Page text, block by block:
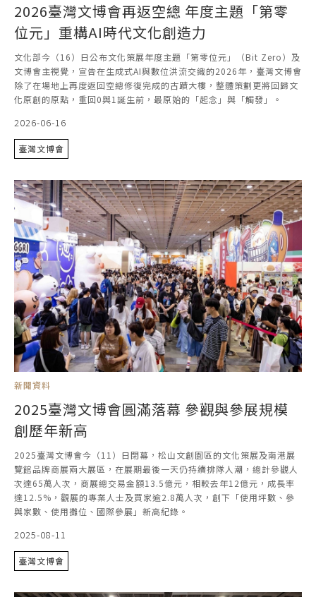
2026臺灣文博會再返空總 年度主題「第零
位元」重構AI時代文化創造力
文化部今（16）日公布文化策展年度主題「第零位元」（Bit Zero）及
文博會主視覺，宣告在生成式AI與數位洪流交織的2026年，臺灣文博會
除了在場地上再度返回空總修復完成的古蹟大樓，整體策劃更將回歸文
化原創的原點，重回0與1誕生前，最原始的「起念」與「觸發」。
2026-06-16
臺灣文博會
新聞資料
2025臺灣文博會圓滿落幕 參觀與參展規模
創歷年新高
2025臺灣文博會今（11）日閉幕，松山文創園區的文化策展及南港展
覽館品牌商展兩大展區，在展期最後一天仍持續排隊人潮，總計參觀人
次達65萬人次，商展總交易金額13.5億元，相較去年12億元，成長率
達12.5%，觀展的專業人士及買家逾2.8萬人次，創下「使用坪數、參
與家數、使用攤位、國際參展」新高紀錄。
2025-08-11
臺灣文博會